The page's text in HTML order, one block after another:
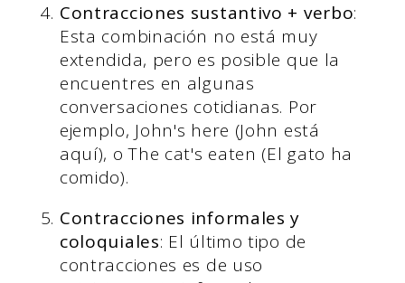
Contracciones sustantivo + verbo:
Esta combinación no está muy
extendida, pero es posible que la
encuentres en algunas
conversaciones cotidianas. Por
ejemplo, John's here (John está
aquí), o The cat's eaten (El gato ha
comido).
Contracciones informales y
coloquiales: El último tipo de
contracciones es de uso